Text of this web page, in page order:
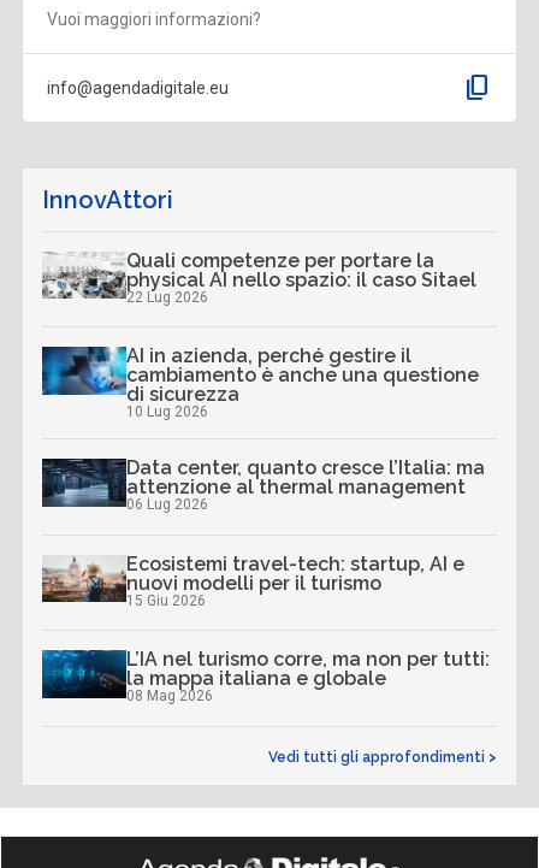
Vuoi maggiori informazioni?
info@agendadigitale.eu content_copy
InnovAttori
Quali competenze per portare la
physical AI nello spazio: il caso Sitael
22 Lug 2026
AI in azienda, perché gestire il
cambiamento è anche una questione
di sicurezza
10 Lug 2026
Data center, quanto cresce l’Italia: ma
attenzione al thermal management
06 Lug 2026
Ecosistemi travel-tech: startup, AI e
nuovi modelli per il turismo
15 Giu 2026
L’IA nel turismo corre, ma non per tutti:
la mappa italiana e globale
08 Mag 2026
Vedi tutti gli approfondimenti >